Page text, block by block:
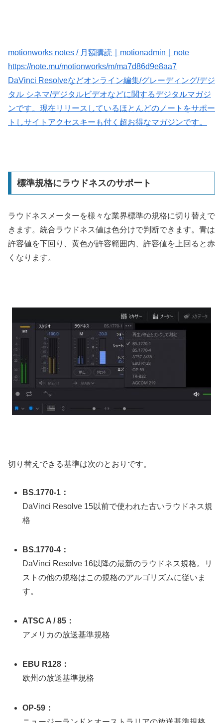
motionworks notes / 月額購読｜motionadmin｜note
https://note.mu/motionworks/m/ma7d86d9e8aa7
DaVinci Resolveなどオンライン編集/グレーディング/デジ
タル シネマ/デジタルビデオなどに関するデジタルマガジ
ンです。現在リリースしているほとんどのノートをサポー
トしサイトアクセスキーも付く超お得なマガジンです。
標準規格にラウドネスのサポート
ラウドネスメーターを様々な業界標準の規格に切り替えで
きます。統合ラウドネス値は色分けで判断できます。青は
許容値を下回り、黄色が許容範囲内、許容値を上回ると赤
くなります。
切り替えできる基準は次のとおりです。
BS.1770-1：
DaVinci Resolve 15以前で使われた古いラウドネス規
格
BS.1770-4：
DaVinci Resolve 16以降の最新のラウドネス規格。リ
ストの他の規格はこの規格のアルゴリズムに従いま
す。
ATSC A / 85：
アメリカの放送基準規格
EBU R128：
欧州の放送基準規格
OP-59：